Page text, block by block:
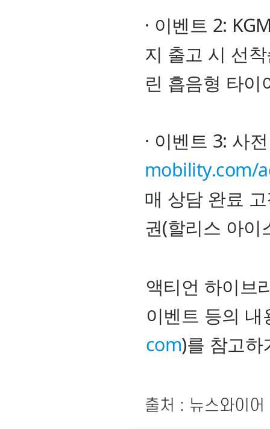
· 이벤트 2:
지 출고 시 선
린 흡음형 타
· 이벤트 3: 사
mobility.com/
매 상담 완료
권(할리스 아이
액티언 하이브
이벤트 등의
com)를 참고
출처 : 뉴스와이어